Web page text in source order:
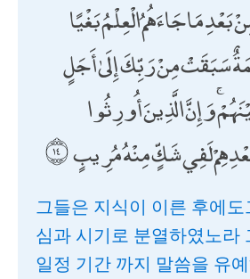
بَعْدِ مَا جَاءَهُمُ الْعِلْمُ بَغْيًا
سَبَقَتْ مِنْ رَبِّكَ إِلَىٰ أَجَلٍ
وَإِنَّ الَّذِينَ أُورِثُوا
لَفِي شَكٍّ مِنْهُ مُرِيبٍ
그들은 지식이 이른 후에
심과 시기로 분열하였노라
일정 기간 까지 말씀을 유